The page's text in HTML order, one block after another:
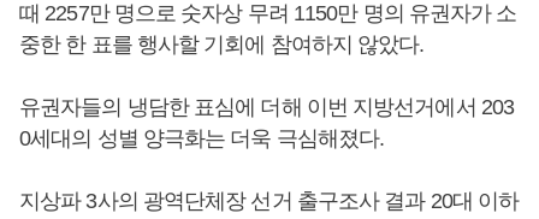
때 2257만 명으로 숫자상 무려 1150만 명의 유권자가 소
중한 한 표를 행사할 기회에 참여하지 않았다.
유권자들의 냉담한 표심에 더해 이번 지방선거에서 203
0세대의 성별 양극화는 더욱 극심해졌다.
지상파 3사의 광역단체장 선거 출구조사 결과 20대 이하